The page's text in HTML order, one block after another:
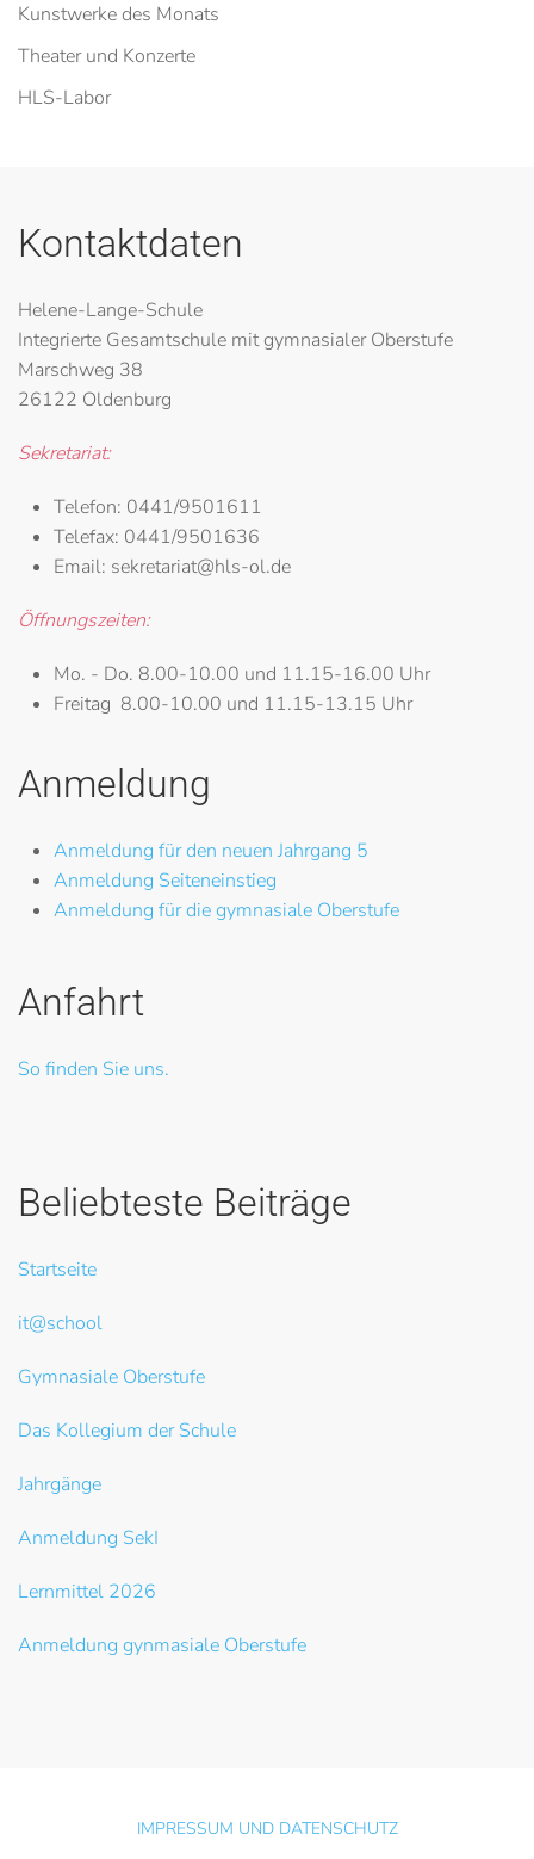
Kunstwerke des Monats
Theater und Konzerte
HLS-Labor
Kontaktdaten
Helene-Lange-Schule
Integrierte Gesamtschule mit gymnasialer Oberstufe
Marschweg 38
26122 Oldenburg
Sekretariat:
Telefon: 0441/9501611
Telefax: 0441/9501636
Email: sekretariat@hls-ol.de
Öffnungszeiten:
Mo. - Do. 8.00-10.00 und 11.15-16.00 Uhr
Freitag 8.00-10.00 und 11.15-13.15 Uhr
Anmeldung
Anmeldung für den neuen Jahrgang 5
Anmeldung Seiteneinstieg
Anmeldung für die gymnasiale Oberstufe
Anfahrt
So finden Sie uns.
Beliebteste Beiträge
Startseite
it@school
Gymnasiale Oberstufe
Das Kollegium der Schule
Jahrgänge
Anmeldung SekI
Lernmittel 2026
Anmeldung gynmasiale Oberstufe
IMPRESSUM UND DATENSCHUTZ